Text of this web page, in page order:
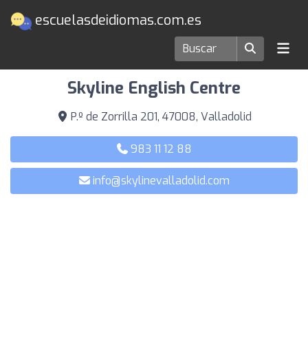
escuelasdeidiomas.com.es
Escuelas de idiomas en Valladolid
Skyline English Centre
P.º de Zorrilla 201, 47008, Valladolid
983 11 12 88
info@skylinevalladolid.com